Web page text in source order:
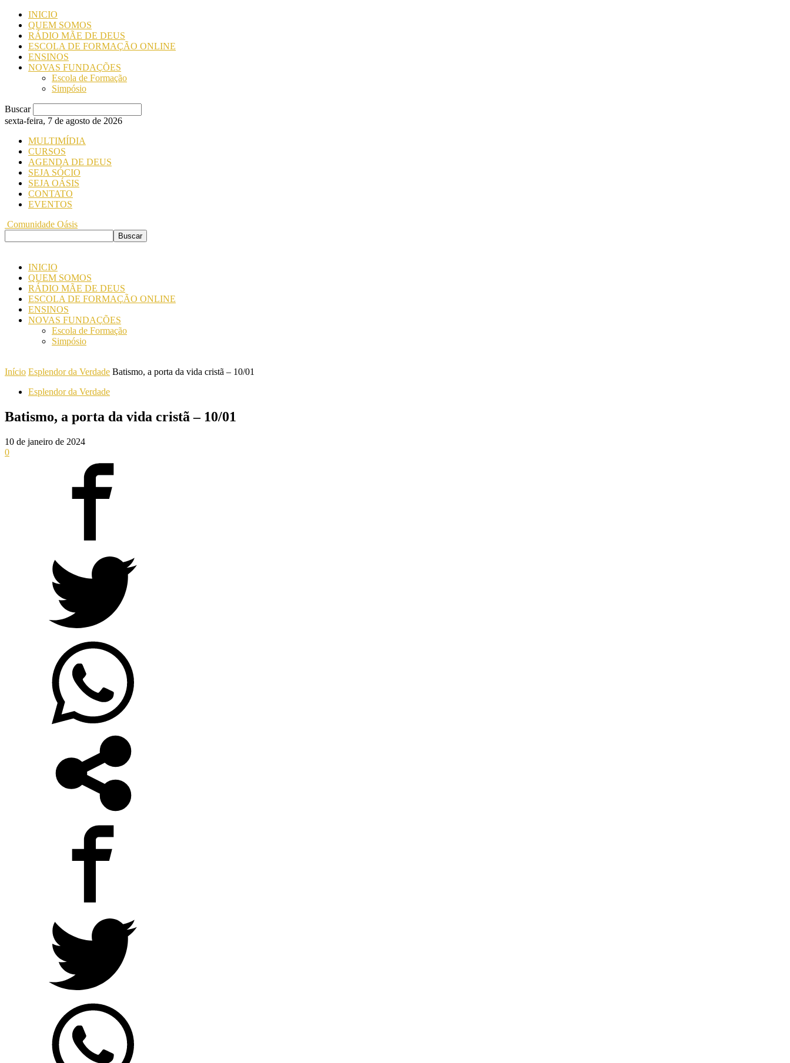
INICIO
QUEM SOMOS
RÁDIO MÃE DE DEUS
ESCOLA DE FORMAÇÃO ONLINE
ENSINOS
NOVAS FUNDAÇÕES
Escola de Formação
Simpósio
Buscar
sexta-feira, 7 de agosto de 2026
MULTIMÍDIA
CURSOS
AGENDA DE DEUS
SEJA SÓCIO
SEJA OÁSIS
CONTATO
EVENTOS
Comunidade Oásis
INICIO
QUEM SOMOS
RÁDIO MÃE DE DEUS
ESCOLA DE FORMAÇÃO ONLINE
ENSINOS
NOVAS FUNDAÇÕES
Escola de Formação
Simpósio
Início Esplendor da Verdade Batismo, a porta da vida cristã – 10/01
Esplendor da Verdade
Batismo, a porta da vida cristã – 10/01
10 de janeiro de 2024
0